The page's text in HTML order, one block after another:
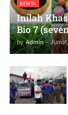
BERITA
Inilah
Bio 7
by Admin -